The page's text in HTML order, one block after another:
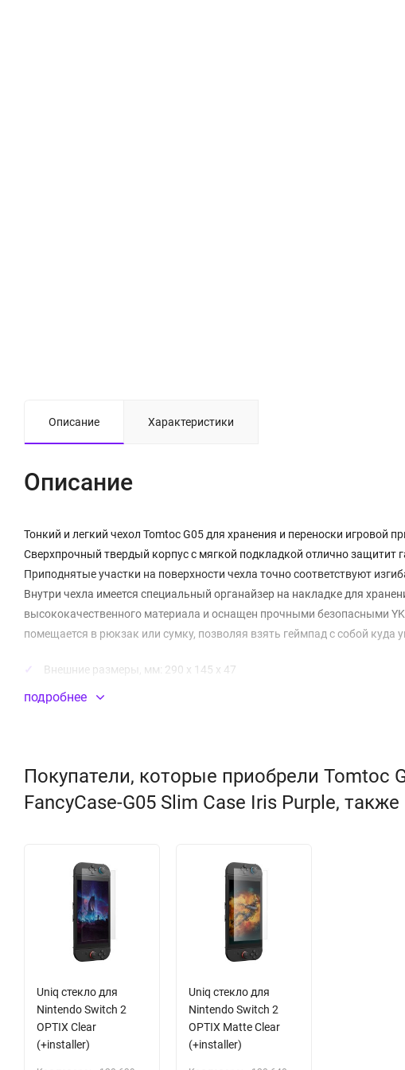
Описание Характеристики
Описание
Тонкий и легкий чехол Tomtoc G05 для хранения и переноски игровой
Сверхпрочный твердый корпус с мягкой подкладкой отлично защитит
Приподнятые участки на поверхности чехла точно соответствуют
Внутри чехла имеется специальный органайзер на накладке для
высококачественного материала и оснащен прочными безопасными
помещается в рюкзак или сумку, позволяя взять геймпад с собой куда
Внешние размеры, мм: 290 x 145 х 47
Защита от внешних воздействий
подробнее
Покупатели, которые приобрели Tomtoc
FancyCase-G05 Slim Case Iris Purple, также
Uniq стекло для
Nintendo Switch 2
OPTIX Clear
(+installer)
Uniq стекло для
Nintendo Switch 2
OPTIX Matte Clear
(+installer)